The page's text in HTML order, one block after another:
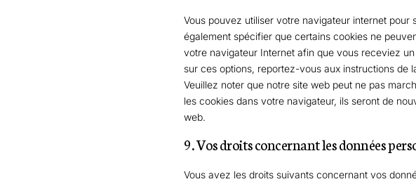
Vous pouvez utiliser votre navigateur internet pour
également spécifier que certains cookies ne
votre navigateur Internet afin que vous receviez
sur ces options, reportez-vous aux instructions de
Veuillez noter que notre site web peut ne pas
les cookies dans votre navigateur, ils seront de
web.
9. Vos droits concernant les données
Vous avez les droits suivants concernant vos